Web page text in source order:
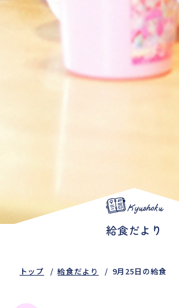
Kyushoku
給食だより
トップ 給食だより 9月25日の給食